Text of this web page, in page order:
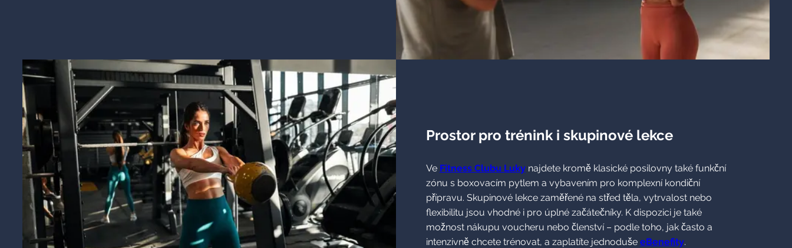
Prostor pro trénink i skupinové lekce
Ve Fitness Clubu Lukynajdete kromě klasické posilovny také funkční
zónu s boxovacím pytlem a vybavením pro komplexní kondiční
přípravu. Skupinové lekce zaměřené na střed těla, vytrvalost nebo
flexibilitu jsou vhodné i pro úplné začátečníky. K dispozici je také
možnost nákupu voucheru nebo členství – podle toho, jak často a
intenzivně chcete trénovat, a zaplatíte jednoduše eBenefity.